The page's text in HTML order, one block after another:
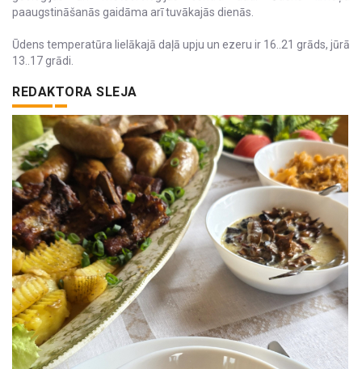
paaugstināšanās gaidāma arī tuvākajās dienās.
Ūdens temperatūra lielākajā daļā upju un ezeru ir 16..21 grāds, jūrā
13..17 grādi.
REDAKTORA SLEJA